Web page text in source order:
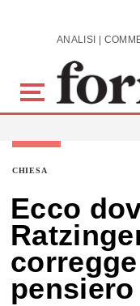
Skip to main content
CHIESA
Ecco
pensiero